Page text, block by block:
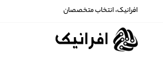
افرانیک، انتخاب متخصصان